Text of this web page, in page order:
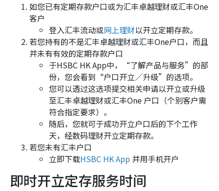
如您已有定期存款户口或为汇丰卓越理财或汇丰One
客户
登入汇丰流动或网上理财以开立定期存款。
若您持有的不是汇丰卓越理财或汇丰One户口，而且
并未有有效的定期存款户口
于HSBC HK App中，“了解产品与服务”的部
份，您会看到“户口开立／升级”的选项。
您可以透过这选项提交相关申请以开立或升级
至汇丰卓越理财或汇丰One 户口（个别客户需
符合指定要求）。
随后，您就可于成功开立户口后的下个工作
天，经数码理财开立定期存款。
若您未有汇丰户口
立即下载HSBC HK App 并用手机开户
即时开立定存服务时间